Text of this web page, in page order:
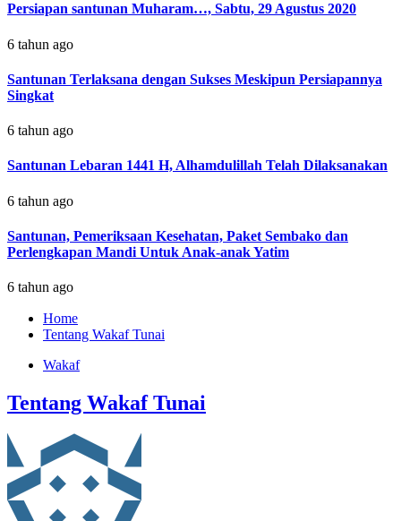
Persiapan santunan Muharam…, Sabtu, 29 Agustus 2020
6 tahun ago
Santunan Terlaksana dengan Sukses Meskipun Persiapannya
Singkat
6 tahun ago
Santunan Lebaran 1441 H, Alhamdulillah Telah Dilaksanakan
6 tahun ago
Santunan, Pemeriksaan Kesehatan, Paket Sembako dan
Perlengkapan Mandi Untuk Anak-anak Yatim
6 tahun ago
Home
Tentang Wakaf Tunai
Wakaf
Tentang Wakaf Tunai